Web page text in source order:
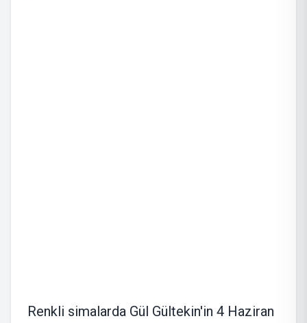
Renkli simalarda Gül Gültekin'in 4 Haziran